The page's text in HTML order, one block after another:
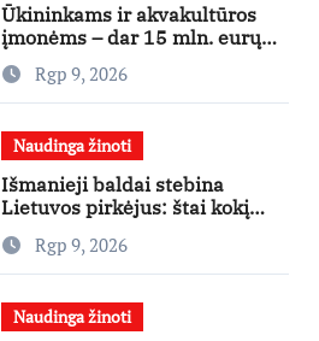
Ūkininkams ir akvakultūros
įmonėms – dar 15 mln. eurų
lengvatinėms paskoloms
Rgp 9, 2026
Naudinga žinoti
Išmanieji baldai stebina
Lietuvos pirkėjus: štai kokį
išgraibsto pirmiausia
Rgp 9, 2026
Naudinga žinoti